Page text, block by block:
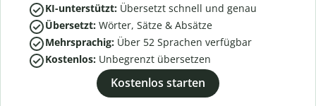
KI-unterstützt: Übersetzt schnell und genau
Übersetzt: Wörter, Sätze & Absätze
Mehrsprachig: Über 52 Sprachen verfügbar
Kostenlos: Unbegrenzt übersetzen
Kostenlos starten